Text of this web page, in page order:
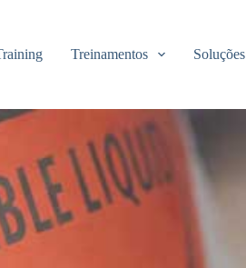
Treinamentos Soluções